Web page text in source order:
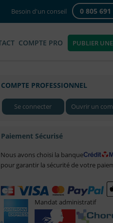
Besoin d'un conseil 0 805 691
COMPTE PRO PUBLIER
COMPTE PROFESSIONNEL
Se connecter Ouvrir un
Paiement Sécurisé
Nous avons choisi la banque
pour garantir la sécurité de votre
Mandat administratif